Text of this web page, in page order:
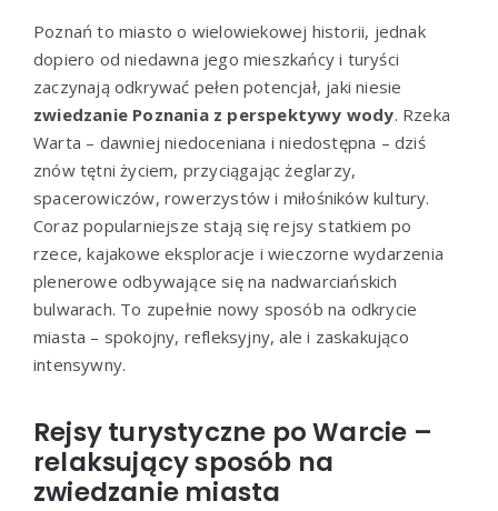
Poznań to miasto o wielowiekowej historii, jednak
dopiero od niedawna jego mieszkańcy i turyści
zaczynają odkrywać pełen potencjał, jaki niesie
zwiedzanie Poznania z perspektywy wody. Rzeka
Warta – dawniej niedoceniana i niedostępna – dziś
znów tętni życiem, przyciągając żeglarzy,
spacerowiczów, rowerzystów i miłośników kultury.
Coraz popularniejsze stają się rejsy statkiem po
rzece, kajakowe eksploracje i wieczorne wydarzenia
plenerowe odbywające się na nadwarciańskich
bulwarach. To zupełnie nowy sposób na odkrycie
miasta – spokojny, refleksyjny, ale i zaskakująco
intensywny.
Rejsy turystyczne po Warcie –
relaksujący sposób na
zwiedzanie miasta